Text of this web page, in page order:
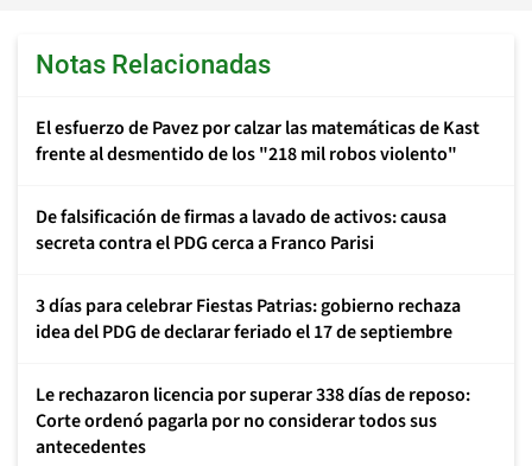
Notas Relacionadas
El esfuerzo de Pavez por calzar las matemáticas de Kast
frente al desmentido de los "218 mil robos violento"
De falsificación de firmas a lavado de activos: causa
secreta contra el PDG cerca a Franco Parisi
3 días para celebrar Fiestas Patrias: gobierno rechaza
idea del PDG de declarar feriado el 17 de septiembre
Le rechazaron licencia por superar 338 días de reposo:
Corte ordenó pagarla por no considerar todos sus
antecedentes